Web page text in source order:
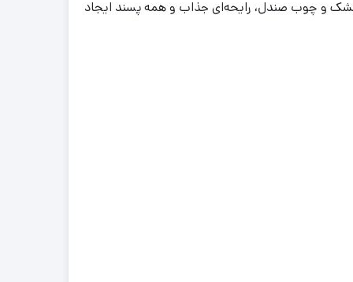
مشک و چوب صندل، رایحه‌ای جذاب و همه‌ پسند ایجاد